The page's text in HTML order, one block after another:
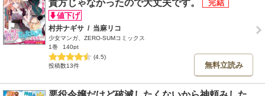
貴方じゃなかったので大丈夫です。
村井ナギサ / 当麻リコ
少女マンガ、ZERO-SUMコミックス
1巻
140pt
(4.5)
投稿数13件
無料立読み